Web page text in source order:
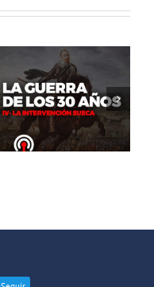
El Abrazo
del Oso.
Dinosaurios
Live Stream